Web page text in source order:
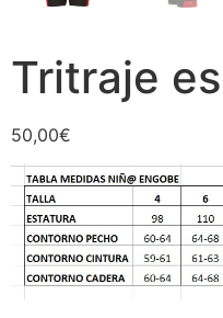
Tritraje
50,00€